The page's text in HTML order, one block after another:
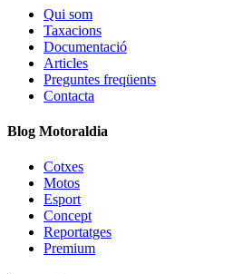
Qui som
Taxacions
Documentació
Articles
Preguntes freqüents
Contacta
Blog Motoraldia
Cotxes
Motos
Esport
Concept
Reportatges
Premium